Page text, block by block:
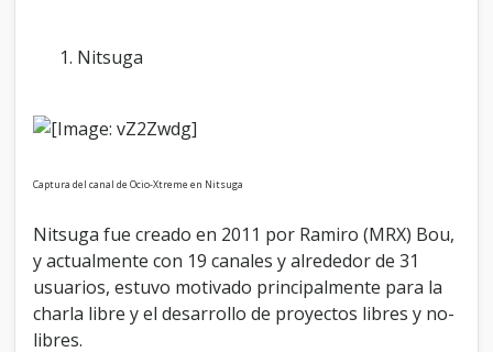
Nitsuga
Captura del canal de Ocio-Xtreme en Nitsuga
Nitsuga fue creado en 2011 por Ramiro (MRX) Bou,
y actualmente con 19 canales y alrededor de 31
usuarios, estuvo motivado principalmente para la
charla libre y el desarrollo de proyectos libres y no-
libres.